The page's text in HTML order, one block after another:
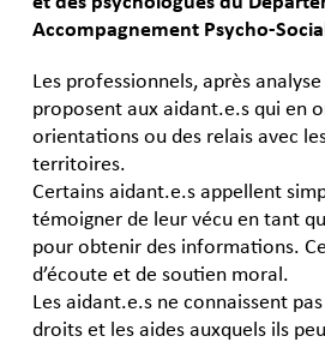
Accompagnement Psycho-
Les professionnels, après
proposent aux aidant.e.s qui en
orientations ou des relais avec
territoires.
Certains aidant.e.s appellent
témoigner de leur vécu en tant
pour obtenir des informations.
d’écoute et de soutien moral.
Les aidant.e.s ne connaissent
droits et les aides auxquels ils